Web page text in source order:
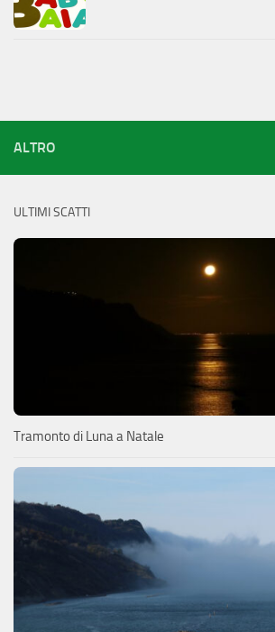
ALTRO
ULTIMI SCATTI
Tramonto di Luna a Natale